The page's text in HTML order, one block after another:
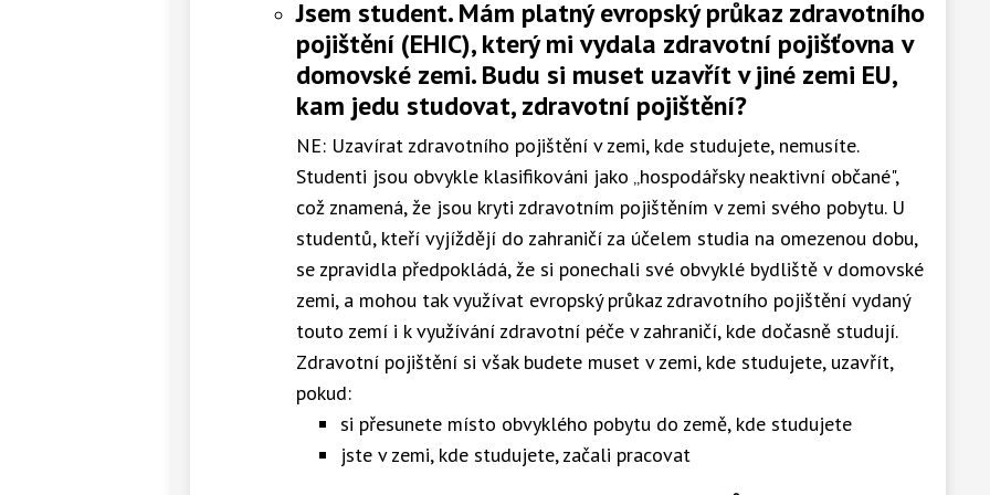
Jsem student. Mám platný evropský průkaz zdravotního
pojištění (EHIC), který mi vydala zdravotní pojišťovna v
domovské zemi. Budu si muset uzavřít v jiné zemi EU,
kam jedu studovat, zdravotní pojištění?
NE: Uzavírat zdravotního pojištění v zemi, kde studujete, nemusíte.
Studenti jsou obvykle klasifikováni jako „hospodářsky neaktivní občané",
což znamená, že jsou kryti zdravotním pojištěním v zemi svého pobytu. U
studentů, kteří vyjíždějí do zahraničí za účelem studia na omezenou dobu,
se zpravidla předpokládá, že si ponechali své obvyklé bydliště v domovské
zemi, a mohou tak využívat evropský průkaz zdravotního pojištění vydaný
touto zemí i k využívání zdravotní péče v zahraničí, kde dočasně studují.
Zdravotní pojištění si však budete muset v zemi, kde studujete, uzavřít,
pokud:
si přesunete místo obvyklého pobytu do země, kde studujete
jste v zemi, kde studujete, začali pracovat